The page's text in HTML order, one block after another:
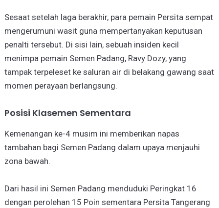
Sesaat setelah laga berakhir, para pemain Persita sempat
mengerumuni wasit guna mempertanyakan keputusan
penalti tersebut. Di sisi lain, sebuah insiden kecil
menimpa pemain Semen Padang, Ravy Dozy, yang
tampak terpeleset ke saluran air di belakang gawang saat
momen perayaan berlangsung.
Posisi Klasemen Sementara
Kemenangan ke-4 musim ini memberikan napas
tambahan bagi Semen Padang dalam upaya menjauhi
zona bawah.
Dari hasil ini Semen Padang menduduki Peringkat 16
dengan perolehan 15 Poin sementara Persita Tangerang